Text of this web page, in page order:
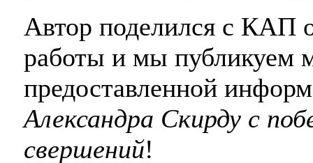
Автор поделился с КАП
работы и мы публикуем
предоставленной
Александра Скирду с
свершений!